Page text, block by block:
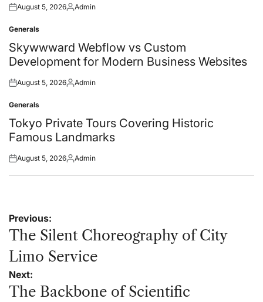
Posted
August 5, 2026Posted
Admin
Posted
in
Generals
Skywwward Webflow vs Custom
Development for Modern Business Websites
Posted
August 5, 2026Posted
Admin
Posted
in
Generals
Tokyo Private Tours Covering Historic
Famous Landmarks
Posted
August 5, 2026Posted
Admin
Post
navigation
Previous:
The Silent Choreography of City
Limo Service
Next:
The Backbone of Scientific